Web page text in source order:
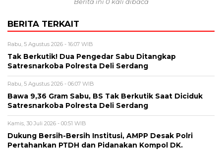
BERITA TERKAIT
Rabu, 5 Agustus 2026 - 16:07 WIB
Tak Berkutik! Dua Pengedar Sabu Ditangkap
Satresnarkoba Polresta Deli Serdang
Rabu, 5 Agustus 2026 - 06:07 WIB
Bawa 9,36 Gram Sabu, BS Tak Berkutik Saat Diciduk
Satresnarkoba Polresta Deli Serdang
Kamis, 30 Juli 2026 - 00:51 WIB
Dukung Bersih-Bersih Institusi, AMPP Desak Polri
Pertahankan PTDH dan Pidanakan Kompol DK.